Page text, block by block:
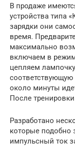
В продаже
устройства типа
зарядки они
время.
максимально
включаем в
цепляем
соответствующую
около минуты
После
Разработано
которые подобно
импульсный ток